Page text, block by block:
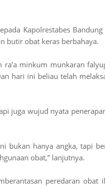
Kapolrestabes
butir obat keras berbahaya.
ra’a minkum munkaran
hari ini beliau telah
juga wujud nyata
bukan hanya angka, tapi
obat,” lanjutnya.
peredaran obat